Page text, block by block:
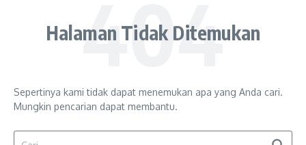
Halaman Tidak Ditemukan
Sepertinya kami tidak dapat menemukan apa yang Anda cari.
Mungkin pencarian dapat membantu.